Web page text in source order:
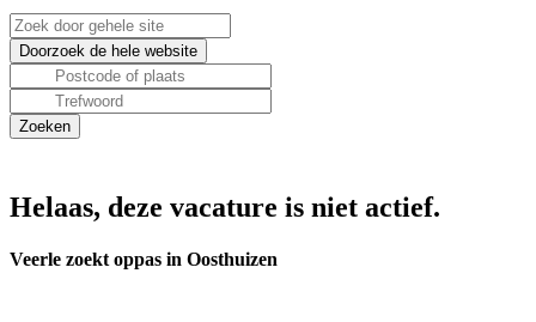
Helaas, deze vacature is niet actief.
Veerle zoekt oppas in Oosthuizen